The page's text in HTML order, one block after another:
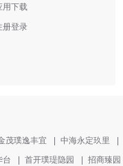
用下载
册登录
茂璞逸丰宜 中海永定玖里
台 首开璞瑅隐园 招商臻园